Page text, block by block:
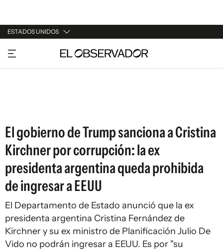
ESTADOS UNIDOS
URUGUAY
ARGENTINA
El gobierno de Trump sanciona a Cristina
Kirchner por corrupción: la ex
presidenta argentina queda prohibida
de ingresar a EEUU
El Departamento de Estado anunció que la ex
presidenta argentina Cristina Fernández de
Kirchner y su ex ministro de Planificación Julio De
Vido no podrán ingresar a EEUU. Es por "su